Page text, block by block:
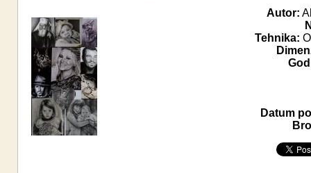
Autor:
Tehnika:
Datum